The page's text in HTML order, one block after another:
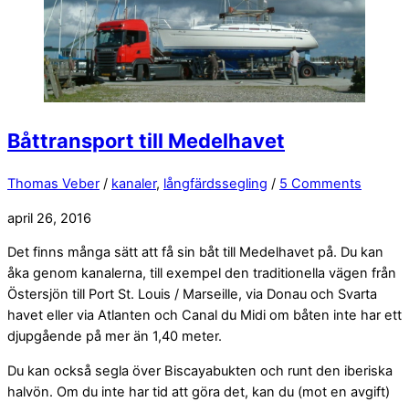
Båttransport till Medelhavet
Thomas Veber / kanaler, långfärdssegling / 5 Comments
april 26, 2016
Det finns många sätt att få sin båt till Medelhavet på. Du kan
åka genom kanalerna, till exempel den traditionella vägen från
Östersjön till Port St. Louis / Marseille, via Donau och Svarta
havet eller via Atlanten och Canal du Midi om båten inte har ett
djupgående på mer än 1,40 meter.
Du kan också segla över Biscayabukten och runt den iberiska
halvön. Om du inte har tid att göra det, kan du (mot en avgift)